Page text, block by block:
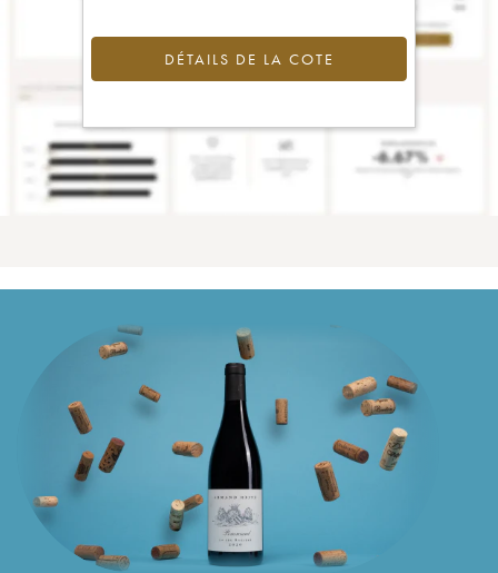
DÉTAILS DE LA COTE